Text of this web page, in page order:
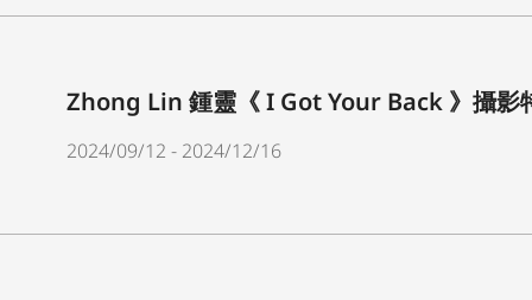
Zhong Lin 鍾靈《 I Got Your Back 》攝影
2024/09/12 - 2024/12/16